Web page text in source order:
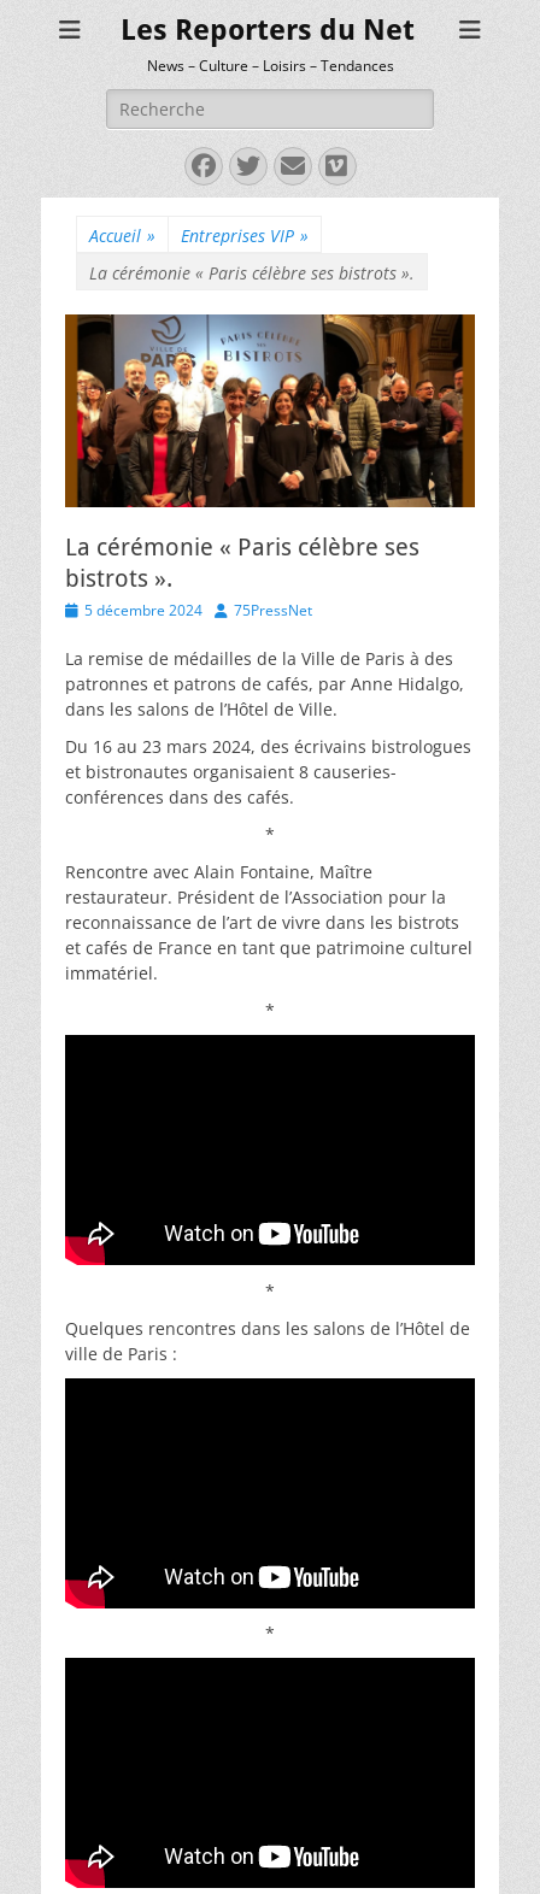
Les Reporters du Net
News – Culture – Loisirs – Tendances
Rechercher :
Facebook
Twitter
E-
mail
Vimeo
Accueil » Entreprises VIP »
La cérémonie « Paris célèbre ses bistrots ».
La cérémonie « Paris célèbre ses
bistrots ».
Posted
5 décembre 2024 Author
75PressNet
La remise de médailles de la Ville de Paris à des
patronnes et patrons de cafés, par Anne Hidalgo,
dans les salons de l’Hôtel de Ville.
Du 16 au 23 mars 2024, des écrivains bistrologues
et bistronautes organisaient 8 causeries-
conférences dans des cafés.
*
Rencontre avec Alain Fontaine, Maître
restaurateur. Président de l’Association pour la
reconnaissance de l’art de vivre dans les bistrots
et cafés de France en tant que patrimoine culturel
immatériel.
*
*
Quelques rencontres dans les salons de l’Hôtel de
ville de Paris :
*